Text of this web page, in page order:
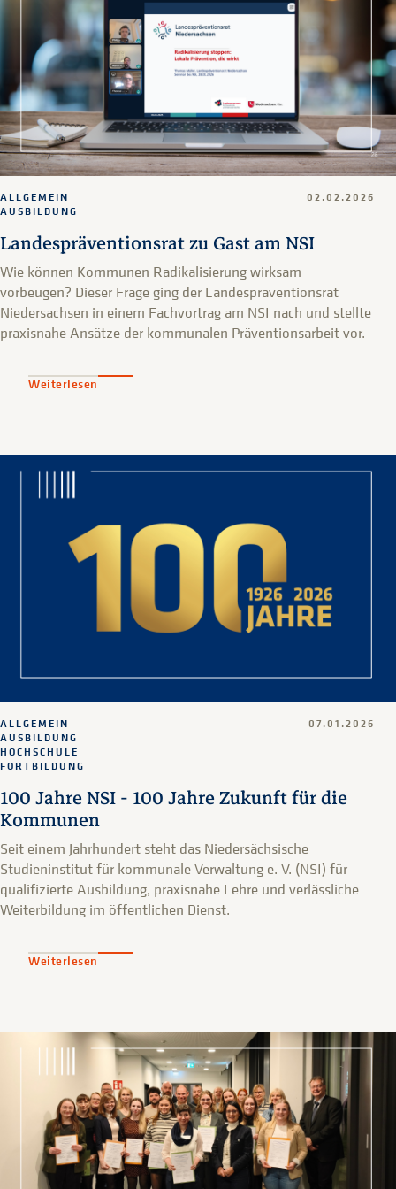
Landespräventionsrat zu Gast am NSI
ALLGEMEIN
AUSBILDUNG
02.02.2026
Wie können Kommunen Radikalisierung wirksam
vorbeugen? Dieser Frage ging der Landespräventionsrat
Niedersachsen in einem Fachvortrag am NSI nach und stellte
praxisnahe Ansätze der kommunalen Präventionsarbeit vor.
Weiterlesen
100 Jahre NSI - 100 Jahre Zukunft für die
Kommunen
ALLGEMEIN
AUSBILDUNG
HOCHSCHULE
FORTBILDUNG
07.01.2026
Seit einem Jahrhundert steht das Niedersächsische
Studieninstitut für kommunale Verwaltung e. V. (NSI) für
qualifizierte Ausbildung, praxisnahe Lehre und verlässliche
Weiterbildung im öffentlichen Dienst.
Weiterlesen